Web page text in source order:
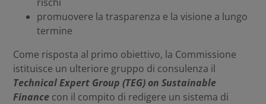
promuovere la trasparenza e la visione a lungo
termine
Come risposta al primo obiettivo, la Commissione
istituisce un ulteriore gruppo di consulenza il
Technical Expert Group (TEG) on Sustainable
Finance con il compito di redigere un sistema di